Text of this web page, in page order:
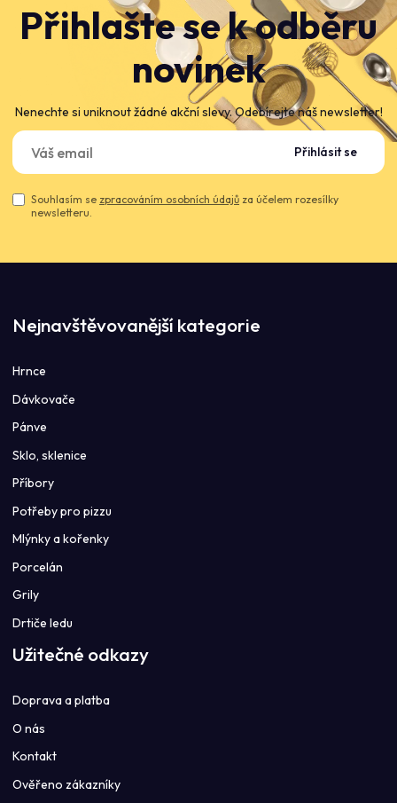
Přihlašte se k odběru
novinek
Nenechte si uniknout žádné akční slevy. Odebírejte náš newsletter!
Přihlásit se
Souhlasím se zpracováním osobních údajů za účelem rozesílky
newsletteru.
Nejnavštěvovanější kategorie
Hrnce
Dávkovače
Pánve
Sklo, sklenice
Příbory
Potřeby pro pizzu
Mlýnky a kořenky
Porcelán
Grily
Drtiče ledu
Užitečné odkazy
Doprava a platba
O nás
Kontakt
Ověřeno zákazníky